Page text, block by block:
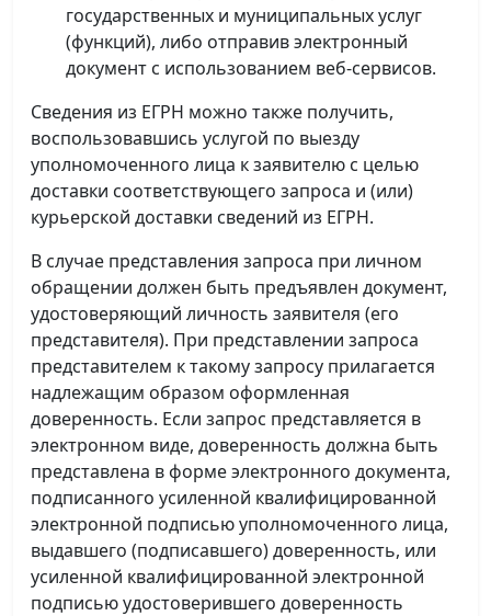
государственных и муниципальных услуг
(функций), либо отправив электронный
документ с использованием веб-сервисов.
Сведения из ЕГРН можно также получить,
воспользовавшись услугой по выезду
уполномоченного лица к заявителю с целью
доставки соответствующего запроса и (или)
курьерской доставки сведений из ЕГРН.
В случае представления запроса при личном
обращении должен быть предъявлен документ,
удостоверяющий личность заявителя (его
представителя). При представлении запроса
представителем к такому запросу прилагается
надлежащим образом оформленная
доверенность. Если запрос представляется в
электронном виде, доверенность должна быть
представлена в форме электронного документа,
подписанного усиленной квалифицированной
электронной подписью уполномоченного лица,
выдавшего (подписавшего) доверенность, или
усиленной квалифицированной электронной
подписью удостоверившего доверенность